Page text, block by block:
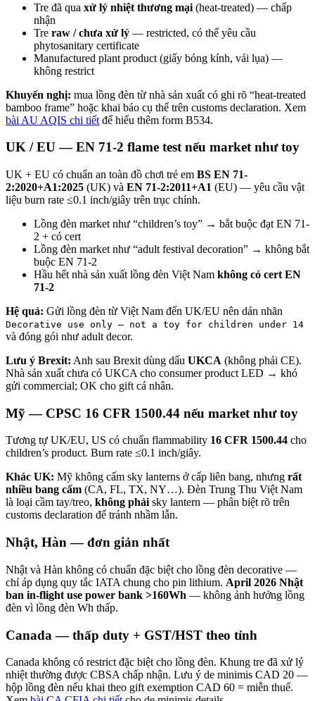
Tre đã qua xử lý nhiệt thương mại (heat-treated) — chấp
nhận
Tre raw / chưa xử lý — restricted, có thể yêu cầu
phytosanitary certificate
Manufactured plant product (giấy bóng kính, vải lụa) —
không restrict
Khuyến nghị: mua lồng đèn từ nhà sản xuất có ghi rõ “heat-treated
bamboo frame” hoặc khai báo cụ thể trên customs declaration. Xem
bài AU AQIS chi tiết để hiểu thêm form B534.
UK / EU — EN 71-2 flame test nếu market như toy
UK + EU có chuẩn an toàn đồ chơi trẻ em BS EN 71-
2:2020+A1:2025 (UK) và EN 71-2:2011+A1 (EU) — yêu cầu vật
liệu burn rate ≤0.1 inch/giây trên trục chính.
Lồng đèn market như “children’s toy” → bắt buộc đạt EN 71-
2 + có cert
Lồng đèn market như “adult festival decoration” → không bắt
buộc EN 71-2
Hầu hết nhà sản xuất lồng đèn Việt Nam không có cert EN
71-2
Hệ quả: Gửi lồng đèn từ Việt Nam đến UK/EU nên dán nhãn
Decorative use only — not a toy for children under 14
và đóng gói như adult decor.
Lưu ý Brexit: Anh sau Brexit dùng dấu UKCA (không phải CE).
Nhà sản xuất chưa có UKCA cho consumer product LED → khó
gửi commercial; OK cho gift cá nhân.
Mỹ — CPSC 16 CFR 1500.44 nếu market như toy
Tương tự UK/EU, US có chuẩn flammability 16 CFR 1500.44 cho
children’s product. Burn rate ≤0.1 inch/giây.
Khác UK: Mỹ không cấm sky lanterns ở cấp liên bang, nhưng rất
nhiều bang cấm (CA, FL, TX, NY…). Đèn Trung Thu Việt Nam
là loại cầm tay/treo, không phảisky lantern — phân biệt rõ trên
customs declaration để tránh nhầm lẫn.
Nhật, Hàn — đơn giản nhất
Nhật và Hàn không có chuẩn đặc biệt cho lồng đèn decorative —
chỉ áp dụng quy tắc IATA chung cho pin lithium. April 2026 Nhật
ban in-flight use power bank >160Wh — không ảnh hưởng lồng
đèn vì lồng đèn Wh thấp.
Canada — thấp duty + GST/HST theo tỉnh
Canada không có restrict đặc biệt cho lồng đèn. Khung tre đã xử lý
nhiệt thường được CBSA chấp nhận. Lưu ý de minimis CAD 20 —
hộp lồng đèn nếu khai theo gift exemption CAD 60 = miễn thuế.